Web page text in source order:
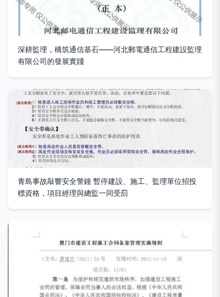
深耕監理，構筑通信基石——河北郵電通信工程建設監理
有限公司的發展實踐
青島事故敲響安全警鐘 暫停建設、施工、監理單位招投
標資格，項目經理與總監一同受罰